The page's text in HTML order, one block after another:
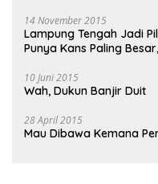
14 November 2015
Lampung Tengah Jadi
Punya Kans Paling
10 Juni 2015
Wah, Dukun Banjir Duit
28 April 2015
Mau Dibawa Kemana